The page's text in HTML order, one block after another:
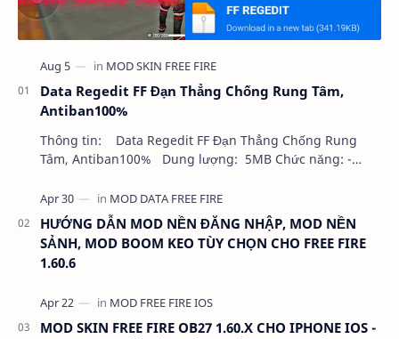
Data Regedit FF Đạn Thẳng Chống Rung Tâm,
Antiban100%
Thông tin: Data Regedit FF Đạn Thẳng Chống Rung
Tâm, Antiban100% Dung lượng: 5MB Chức năng: -
HƯỚNG DẪN MOD NỀN ĐĂNG NHẬP, MOD NỀN
SẢNH, MOD BOOM KEO TÙY CHỌN CHO FREE FIRE
1.60.6
MOD SKIN FREE FIRE OB27 1.60.X CHO IPHONE IOS -